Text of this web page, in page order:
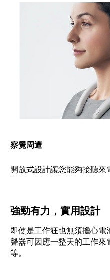
察覺周遭
開放式設計讓您能夠接聽來
強勁有力，實用設計
即使是工作狂也無須擔心
聲器可因應一整天的工作來
等。